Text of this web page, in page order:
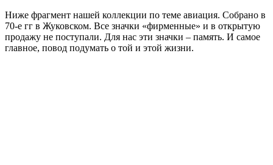
Ниже фрагмент нашей коллекции по теме авиация. Собрано в
70-е гг в Жуковском. Все значки «фирменные» и в открытую
продажу не поступали. Для нас эти значки – память. И самое
главное, повод подумать о той и этой жизни.